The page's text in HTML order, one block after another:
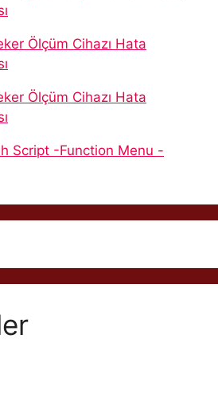
Ölçüm Cihazı Hata
Ölçüm Cihazı Hata
Script -Function Menu -